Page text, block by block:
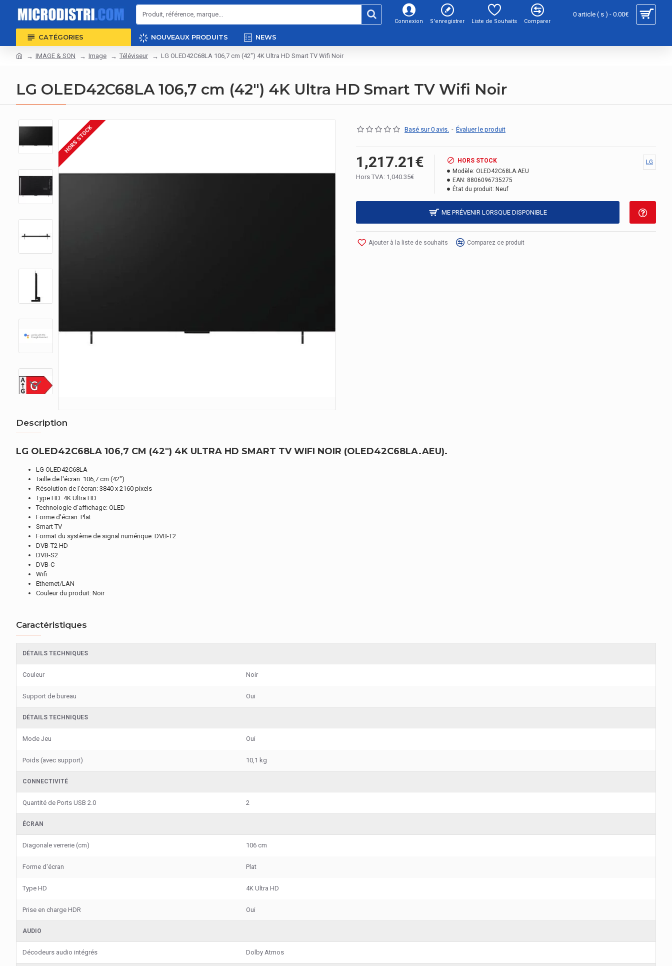
Connexion S'enregistrer Liste de Souhaits Comparer
0 article ( s ) - 0.00€
CATÉGORIES NOUVEAUX PRODUITS NEWS
IMAGE & SON Image Téléviseur LG OLED42C68LA 106,7 cm (42") 4K Ultra HD Smart TV Wifi Noir
LG OLED42C68LA 106,7 cm (42") 4K Ultra HD Smart TV Wifi Noir
HORS STOCK Basé sur 0 avis. - Évaluer le produit
1,217.21€
Hors TVA: 1,040.35€
HORS STOCK
Modèle: OLED42C68LA.AEU
EAN: 8806096735275
État du produit: Neuf
LG
ME PRÉVENIR LORSQUE DISPONIBLE
Ajouter à la liste de souhaits Comparez ce produit
Description
LG OLED42C68LA 106,7 CM (42") 4K ULTRA HD SMART TV WIFI NOIR (OLED42C68LA.AEU).
LG OLED42C68LA
Taille de l'écran: 106,7 cm (42")
Résolution de l'écran: 3840 x 2160 pixels
Type HD: 4K Ultra HD
Technologie d'affichage: OLED
Forme d'écran: Plat
Smart TV
Format du système de signal numérique: DVB-T2
DVB-T2 HD
DVB-S2
DVB-C
Wifi
Ethernet/LAN
Couleur du produit: Noir
Caractéristiques
DÉTAILS TECHNIQUES
Couleur Noir
Support de bureau Oui
DÉTAILS TECHNIQUES
Mode Jeu Oui
Poids (avec support) 10,1 kg
CONNECTIVITÉ
Quantité de Ports USB 2.0 2
ÉCRAN
Diagonale verrerie (cm) 106 cm
Forme d'écran Plat
Type HD 4K Ultra HD
Prise en charge HDR Oui
AUDIO
Décodeurs audio intégrés Dolby Atmos